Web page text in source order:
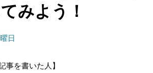
みよう！
日
事を書いた人】